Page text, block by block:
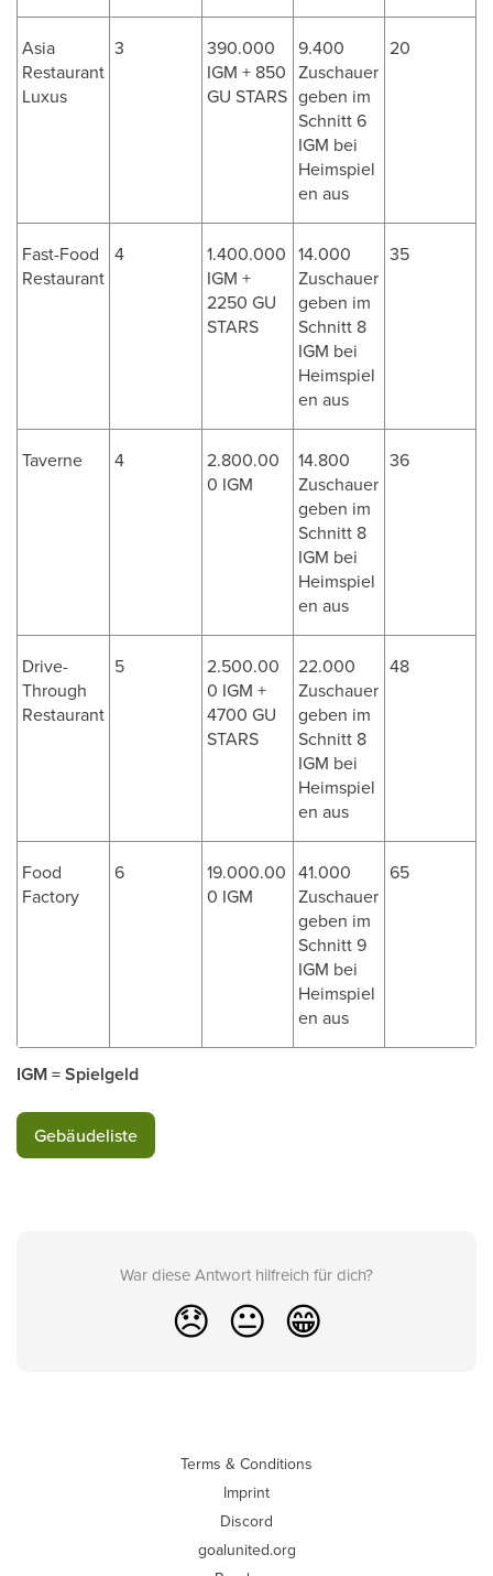
Asia
Restaurant
Luxus
3
390.000
IGM + 850
GU STARS
9.400
Zuschauer
geben im
Schnitt 6
IGM bei
Heimspiel
en aus
20
Fast-Food
Restaurant
4
1.400.000
IGM +
2250 GU
STARS
14.000
Zuschauer
geben im
Schnitt 8
IGM bei
Heimspiel
en aus
35
Taverne 4
2.800.00
0 IGM
14.800
Zuschauer
geben im
Schnitt 8
IGM bei
Heimspiel
en aus
36
Drive-
Through
Restaurant
5
2.500.00
0 IGM +
4700 GU
STARS
22.000
Zuschauer
geben im
Schnitt 8
IGM bei
Heimspiel
en aus
48
Food
Factory
6
19.000.00
0 IGM
41.000
Zuschauer
geben im
Schnitt 9
IGM bei
Heimspiel
en aus
65
IGM = Spielgeld
Gebäudeliste
War diese Antwort hilfreich für dich?
😞 😐 😁
Terms & Conditions
Imprint
Discord
goalunited.org